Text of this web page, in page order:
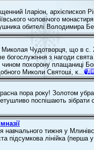
Іларіон, архієпископ
чоловічого
обителі Володимира
Миколая Чудотворця, що в с.
богослужіння з нагоди
похорону плащаниці
Миколи Святоші, к...
пора року! Золотом
поспішають зібрати
тижня у
підсумкова лінійка (перша